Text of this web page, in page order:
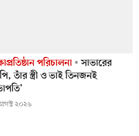
পরিচালনা
সাভারের
তাঁর স্ত্রী ও ভাই তিনজনই
২০২৬